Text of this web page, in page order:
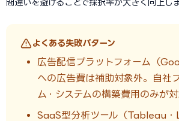
間違いを避けることで採択率が大きく向上しま
よくある失敗パターン
広告配信プラットフォーム（
への広告費は補助対象外。自社
ム・システムの構築費用のみが対
SaaS型分析ツール（Tableau